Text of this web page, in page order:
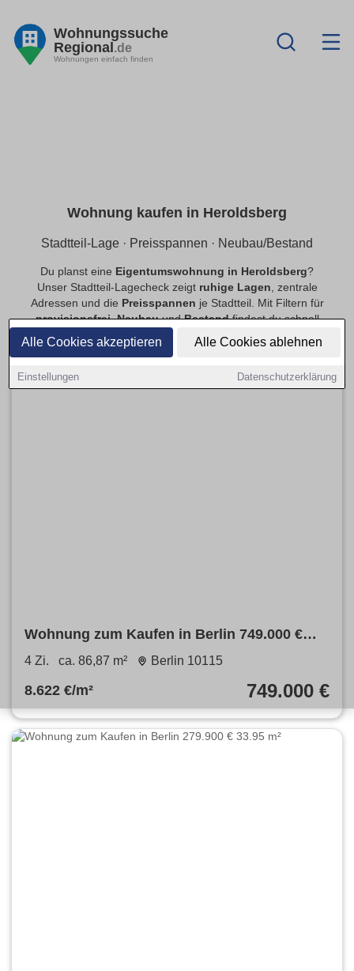
Alle Cookies akzeptieren Alle Cookies ablehnen
Einstellungen Datenschutzerklärung
Wohnungssuche
Regional.de
Wohnungen einfach finden
Wohnung kaufen in Heroldsberg
Stadtteil-Lage · Preisspannen · Neubau/Bestand
Du planst eine Eigentumswohnung in Heroldsberg?
Unser Stadtteil-Lagecheck zeigt ruhige Lagen , zentrale
Adressen und die Preisspannen je Stadtteil. Mit Filtern für
provisionsfrei,NeubauundBestandfindest du schnell
passende Angebote.
Wohnung zum Kaufen in Berlin 749.000 €
86.87 m²
4 Zi. ca. 86,87 m² Berlin 10115
8.622 €/m² 749.000 €